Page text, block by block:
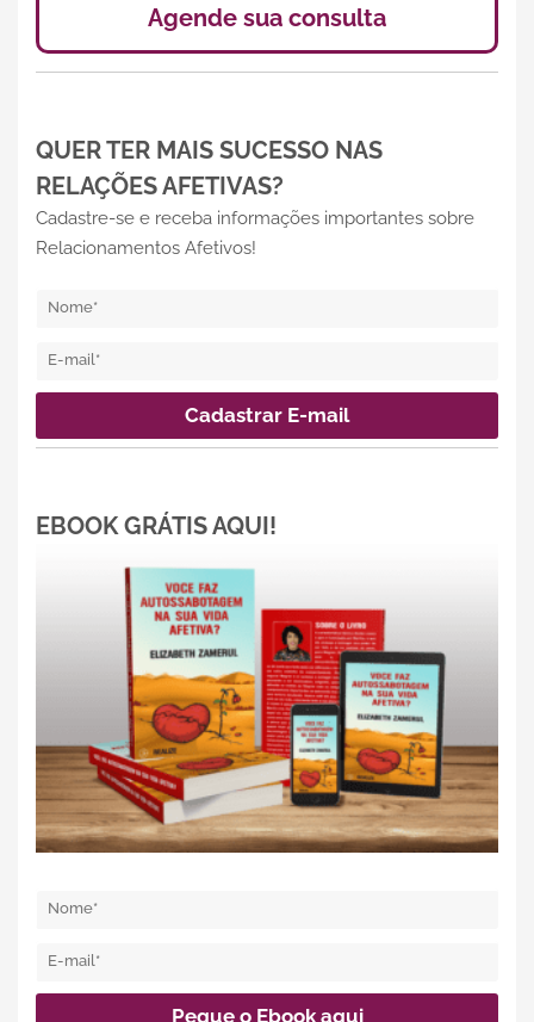
Agende sua consulta
QUER TER MAIS SUCESSO NAS
RELAÇÕES AFETIVAS?
Cadastre-se e receba informações importantes sobre
Relacionamentos Afetivos!
EBOOK GRÁTIS AQUI!